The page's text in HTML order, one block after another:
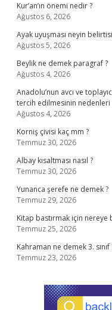
Kur’an’ın önemi nedir ?
Ağustos 6, 2026
Ayak uyuşması neyin
Ağustos 5, 2026
Beylik ne demek paragraf ?
Ağustos 4, 2026
Anadolu’nun avcı ve
tercih edilmesinin
Ağustos 4, 2026
Korniş çivisi kaç mm ?
Temmuz 30, 2026
Albay kısaltması nasıl ?
Temmuz 30, 2026
Yunanca şerefe ne demek ?
Temmuz 29, 2026
Kitap bastırmak için nereye
Temmuz 25, 2026
Kahraman ne demek 3. sınıf
Temmuz 23, 2026